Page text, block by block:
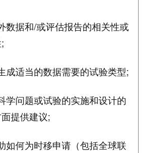
数据和/或评估报告的相关性或
成适当的数据需要的试验类型;
学问题或试验的实施和设计的
提供建议;
如何为时移申请（包括全球联